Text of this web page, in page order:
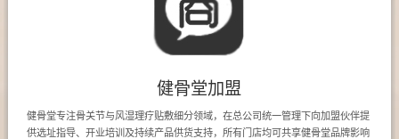
健骨堂加盟
健骨堂专注骨关节与风湿理疗贴敷细分领域，在总公司统一管理下向加盟伙伴提
供选址指导、开业培训及持续产品供货支持，所有门店均可共享健骨堂品牌影响